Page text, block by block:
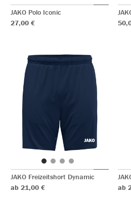
JAKO Polo Iconic
27,00 €
JAKO Freizeitshort Dynamic
ab 21,00 €
ab